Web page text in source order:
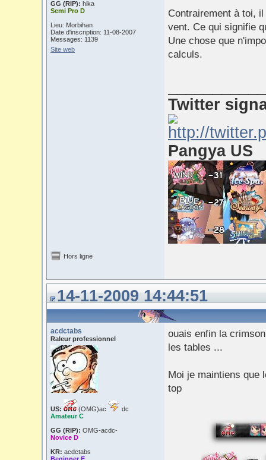
GG (RIP): hika
Semi Pro D
Lieu: Morbihan
Date d'inscription: 11-08-2007
Messages: 1139
Site web
Contrairement à toi,
vent. Ce qui signifie
Une chose que
calculs.
Twitter
Pangya US
Hors ligne
14-11-2009 14:44:51
acdctabs
Raleur professionnel
US: (OMG)ac
dc
Amateur C
GG (RIP): OMG-acdc-
Novice D
KR: acdctabs
ouais enfin la
les tables ...
Moi je maintiens que
top